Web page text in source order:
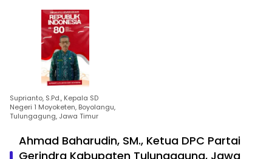
Suprianto, S.Pd., Kepala SD
Negeri 1 Moyoketen, Boyolangu,
Tulungagung, Jawa Timur
Ahmad Baharudin, SM., Ketua DPC Partai
Gerindra Kabupaten Tulungagung, Jawa